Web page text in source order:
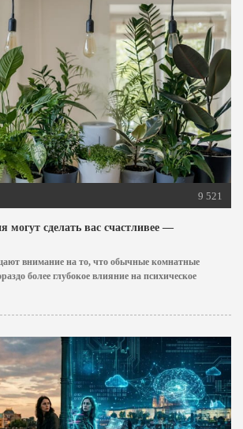
9 521
могут сделать вас счастливее —
внимание на то, что обычные комнатные
более глубокое влияние на психическое